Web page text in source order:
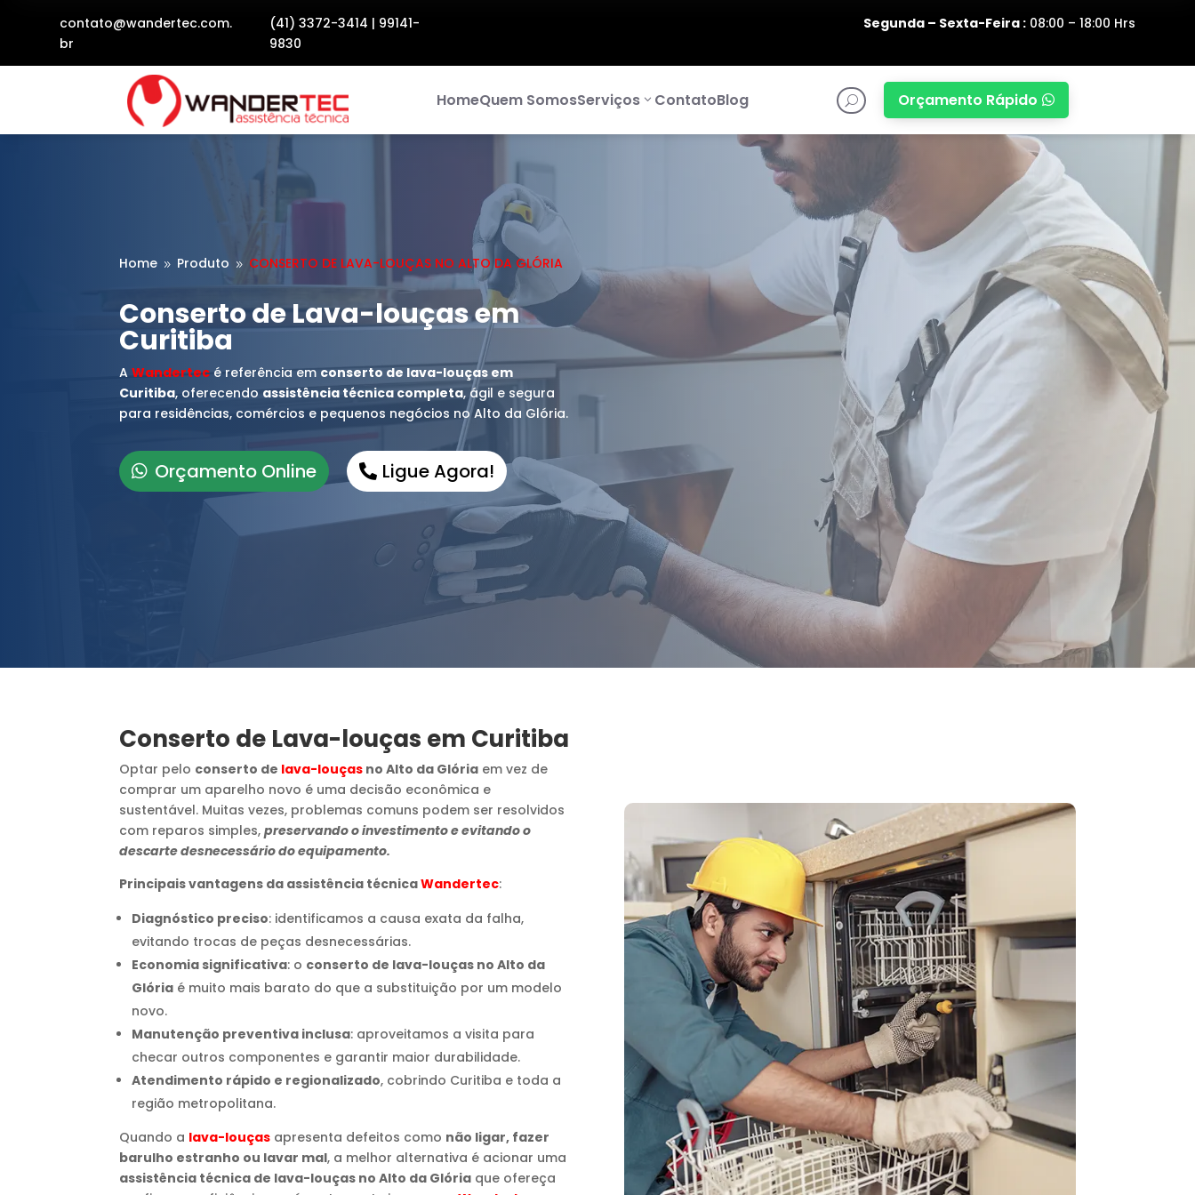
contato@wandertec.com.
br
(41) 3372-3414 | 99141-
9830
Segunda – Sexta-Feira :08:00 – 18:00 Hrs
HomeQuem SomosServiços ContatoBlog U Orçamento Rápido 
Home 9 Produto 9 CONSERTO DE LAVA-LOUÇAS NO ALTO DA GLÓRIA
Conserto de Lava-louças em
Curitiba
AWandertec é referência emconserto de lava-louças em
Curitiba, oferecendo assistência técnica completa, ágil e segura
para residências, comércios e pequenos negócios no Alto da Glória.
Orçamento Online Ligue Agora!
Conserto de Lava-louças em Curitiba
Optar pelo conserto de lava-louças no Alto da Glória em vez de
comprar um aparelho novo é uma decisão econômica e
sustentável. Muitas vezes, problemas comuns podem ser resolvidos
com reparos simples,preservando o investimento e evitando o
descarte desnecessário do equipamento.
Principais vantagens da assistência técnicaWandertec:
Diagnóstico preciso: identificamos a causa exata da falha,
evitando trocas de peças desnecessárias.
Economia significativa: o conserto de lava-louças no Alto da
Glória é muito mais barato do que a substituição por um modelo
novo.
Manutenção preventiva inclusa: aproveitamos a visita para
checar outros componentes e garantir maior durabilidade.
Atendimento rápido e regionalizado, cobrindo Curitiba e toda a
região metropolitana.
Quando a lava-louças apresenta defeitos como não ligar, fazer
barulho estranho ou lavar mal, a melhor alternativa é acionar uma
assistência técnica de lava-louças no Alto da Glória que ofereça